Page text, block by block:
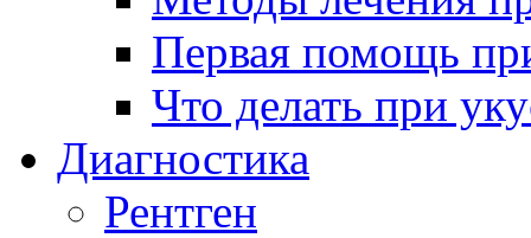
Первая помощь
Что делать при
Диагностика
Рентген